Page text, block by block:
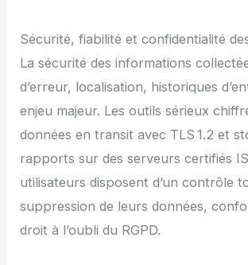
Sécurité, fiabilité et confidentialité
La sécurité des informations
d’erreur, localisation, historiques
enjeu majeur. Les outils sérieux
données en transit avec TLS 1.2 et
rapports sur des serveurs certifiés
utilisateurs disposent d’un contrôle
suppression de leurs données,
droit à l’oubli du RGPD.